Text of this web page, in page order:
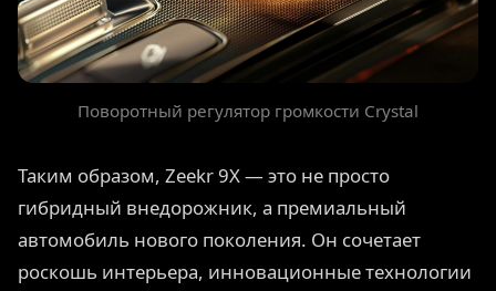
Поворотный регулятор громкости Crystal
Таким образом, Zeekr 9X — это не просто
гибридный внедорожник, а премиальный
автомобиль нового поколения. Он сочетает
роскошь интерьера, инновационные технологии